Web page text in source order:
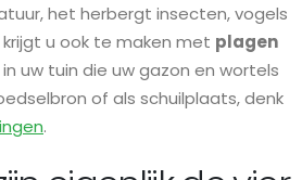
het herbergt insecten, vogels
u ook te maken met plagen
uw tuin die uw gazon en wortels
of als schuilplaats, denk
.